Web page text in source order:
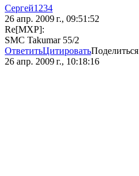
Сергей1234
26 апр. 2009 г., 09:51:52
Re[MXP]:
SMC Takumar 55/2
ОтветитьЦитироватьПоделиться
26 апр. 2009 г., 10:18:16